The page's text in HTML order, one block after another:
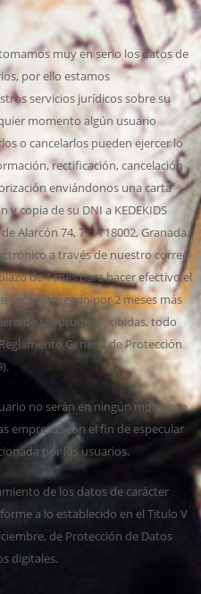
tomamos muy en serio los datos de
por ello estamos
servicios jurídicos sobre su
momento algún usuario
o cancelarlos pueden ejercer lo
rectificación, cancelación
enviándonos una carta
copia de su DNI a KEDEKIDS
Alarcón 74, 7 º A 18002, Granada,
a través de nuestro correo
de 1 mes para hacer efectivo el
ser prorrogado por 2 meses más
de solicitudes recibidas, todo
General de Protección
no serán en ningún momento
empresas con el fin de especular
por los usuarios.
de los datos de carácter
a lo establecido en el Titulo V
de Protección de Datos
digitales.